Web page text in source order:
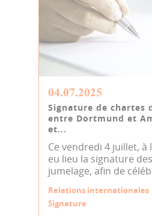
04.07.2025
Signature de chartes
entre Dortmund et
et...
Ce vendredi 4 juillet, à
eu lieu la signature
jumelage, afin de
Relations internationales
Signature